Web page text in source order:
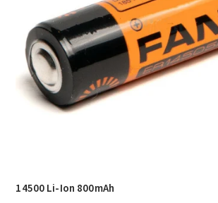
14500 Li-Ion 800mAh